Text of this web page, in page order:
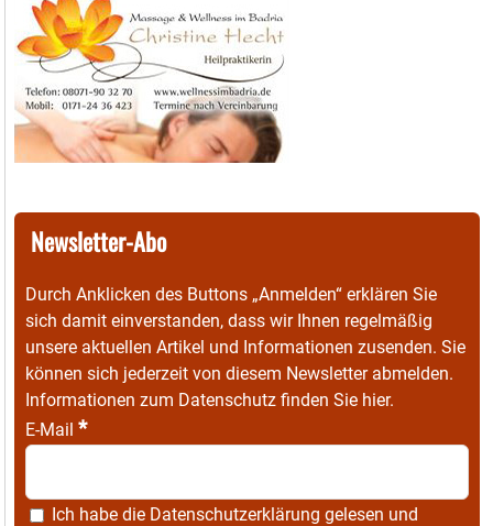
Newsletter-Abo
Durch Anklicken des Buttons „Anmelden“ erklären Sie
sich damit einverstanden, dass wir Ihnen regelmäßig
unsere aktuellen Artikel und Informationen zusenden. Sie
können sich jederzeit von diesem Newsletter abmelden.
Informationen zum Datenschutz finden Sie hier.
E-Mail *
Ich habe die Datenschutzerklärung gelesen und